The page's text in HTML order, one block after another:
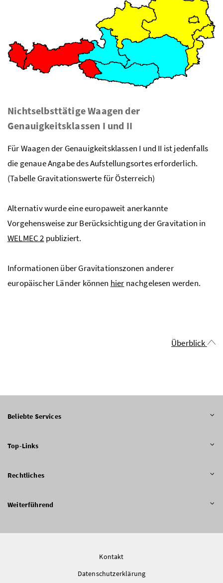
Nichtselbsttätige Waagen der
Genauigkeitsklassen I und II
Für Waagen der Genauigkeitsklassen I und II ist jedenfalls
die genaue Angabe des Aufstellungsortes erforderlich.
(Tabelle Gravitationswerte für Österreich)
Alternativ wurde eine europaweit anerkannte
Vorgehensweise zur Berücksichtigung der Gravitation in
WELMEC 2 publiziert.
Informationen über Gravitationszonen anderer
europäischer Länder können hier nachgelesen werden.
Überblick
Beliebte Services
Top-Links
Rechtliches
Weiterführend
Kontakt
Datenschutzerklärung